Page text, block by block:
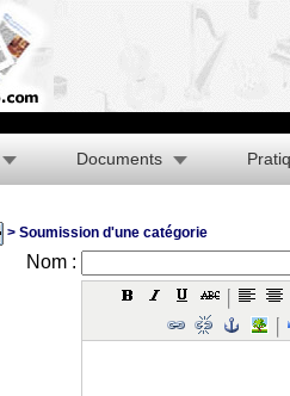
Documents
> Soumission d'une catégorie
Nom :